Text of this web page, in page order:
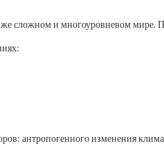
и многоуровневом мире.
антропогенного изменения